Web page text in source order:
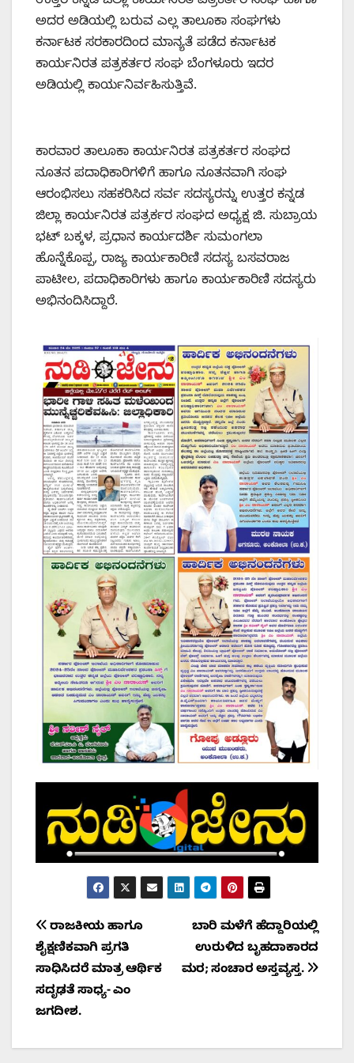
ಅದರ ಅಡಿಯಲ್ಲಿ ಬರುವ ಎಲ್ಲ ತಾಲೂಕಾ ಸಂಘಗಳು
ಕರ್ನಾಟಕ ಸರಕಾರದಿಂದ ಮಾನ್ಯತೆ ಪಡೆದ ಕರ್ನಾಟಕ
ಕಾರ್ಯನಿರತ ಪತ್ರಕರ್ತರ ಸಂಘ ಬೆಂಗಳೂರು ಇದರ
ಅಡಿಯಲ್ಲಿ ಕಾರ್ಯನಿರ್ವಹಿಸುತ್ತಿವೆ.
ಕಾರವಾರ ತಾಲೂಕಾ ಕಾರ್ಯನಿರತ ಪತ್ರಕರ್ತರ ಸಂಘದ
ನೂತನ ಪದಾಧಿಕಾರಿಗಳಿಗೆ ಹಾಗೂ ನೂತನವಾಗಿ ಸಂಘ
ಆರಂಭಿಸಲು ಸಹಕರಿಸಿದ ಸರ್ವ ಸದಸ್ಯರನ್ನು ಉತ್ತರ ಕನ್ನಡ
ಜಿಲ್ಲಾ ಕಾರ್ಯನಿರತ ಪತ್ರರ್ಕರ ಸಂಘದ ಅಧ್ಯಕ್ಷ ಜಿ. ಸುಬ್ರಾಯ
ಭಟ್ ಬಕ್ಕಳ, ಪ್ರಧಾನ ಕಾರ್ಯದರ್ಶಿ ಸುಮಂಗಲಾ
ಹೊನ್ನೆಕೊಪ್ಪ, ರಾಜ್ಯ ಕಾರ್ಯಕಾರಿಣಿ ಸದಸ್ಯ ಬಸವರಾಜ
ಪಾಟೀಲ, ಪದಾಧಿಕಾರಿಗಳು ಹಾಗೂ ಕಾರ್ಯಕಾರಿಣಿ ಸದಸ್ಯರು
ಅಭಿನಂದಿಸಿದ್ದಾರೆ.
Post
navigation
ಬಾರಿ ಮಳೆಗೆ ಹೆದ್ದಾರಿಯಲ್ಲಿ
ಉರುಳಿದ ಬೃಹದಾಕಾರದ
ಮರ; ಸಂಚಾರ ಅಸ್ತವ್ಯಸ್ತ.
ರಾಜಕೀಯ ಹಾಗೂ
ಶೈಕ್ಷಣಿಕವಾಗಿ ಪ್ರಗತಿ
ಸಾಧಿಸಿದರೆ ಮಾತ್ರ ಆರ್ಥಿಕ
ಸದೃಢತೆ ಸಾಧ್ಯ- ಎಂ
ಜಗದೀಶ.